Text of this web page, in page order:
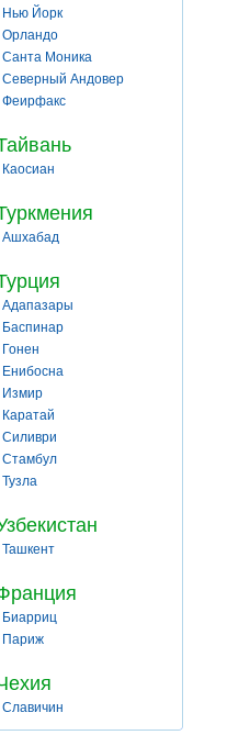
Нью Йорк
Орландо
Санта Моника
Северный Андовер
Феирфакс
Каосиан
Ашхабад
Адапазары
Баспинар
Гонен
Енибосна
Измир
Каратай
Силиври
Стамбул
Тузла
Ташкент
Биарриц
Париж
Славичин